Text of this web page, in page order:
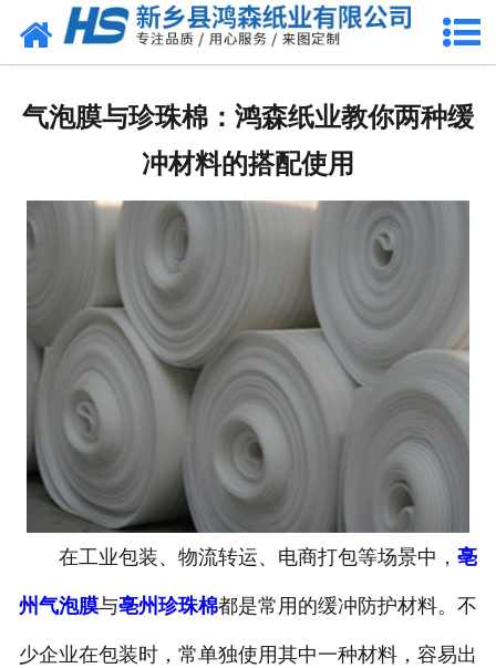
网站首页
珍珠棉
气泡膜
新闻动态
资质荣誉
联系我们
气泡膜与珍珠棉：鸿森纸业教你两种缓
冲材料的搭配使用
在工业包装、物流转运、电商打包等场景中， 亳
州气泡膜与亳州珍珠棉都是常用的缓冲防护材料。不
少企业在包装时，常单独使用其中一种材料，容易出